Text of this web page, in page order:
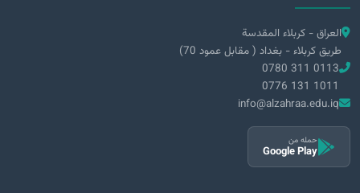
العراق - كربلاء المقدسة
طريق كربلاء - بغداد ( مقابل عمود 70)
0780 311 0113
0776 131 1011
info@alzahraa.edu.iq
حمله من
Google Play